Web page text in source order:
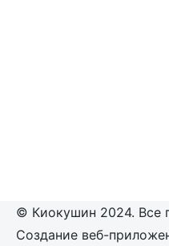
© Киокушин 2024. Все
Создание веб-